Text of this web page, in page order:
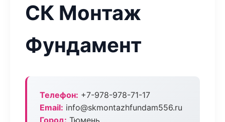
СК Монтаж
Фундамент
Телефон: +7-978-978-71-17
Email: info@skmontazhfundam556.ru
Город: Тюмень